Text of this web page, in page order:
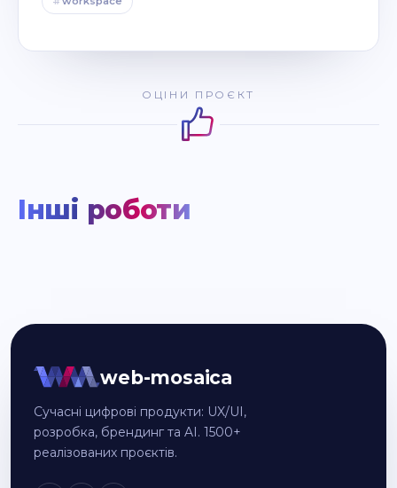
ОЦІНИ ПРОЄКТ
Інші роботи
web-mosaica
Сучасні цифрові продукти: UX/UI,
розробка, брендинг та AI. 1500+
реалізованих проєктів.